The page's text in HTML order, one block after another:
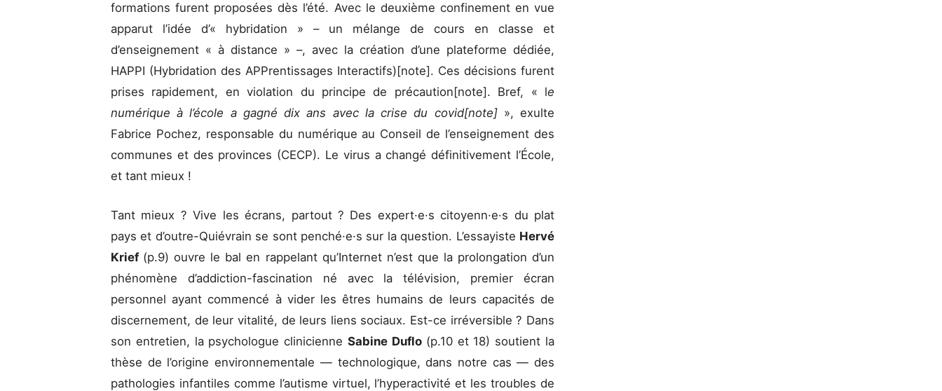
formations furent proposées dès l’été. Avec le deuxième confinement en vue
apparut l’idée d’« hybridation » – un mélange de cours en classe et
d’enseignement « à distance » –, avec la création d’une plateforme dédiée,
HAPPI (Hybridation des APPrentissages Interactifs)[note]. Ces décisions furent
prises rapidement, en violation du principe de précaution[note]. Bref, « le
numérique à l’école a gagné dix ans avec la crise du covid[note] », exulte
Fabrice Pochez, responsable du numérique au Conseil de l’enseignement des
communes et des provinces (CECP). Le virus a changé définitivement l’École,
et tant mieux !
Tant mieux ? Vive les écrans, partout ? Des expert·e·s citoyenn·e·s du plat
pays et d’outre-Quiévrain se sont penché·e·s sur la question. L’essayiste Hervé
Krief (p.9) ouvre le bal en rappelant qu’Internet n’est que la prolongation d’un
phénomène d’addiction-fascination né avec la télévision, premier écran
personnel ayant commencé à vider les êtres humains de leurs capacités de
discernement, de leur vitalité, de leurs liens sociaux. Est-ce irréversible ? Dans
son entretien, la psychologue clinicienneSabine Duflo (p.10 et 18) soutient la
thèse de l’origine environnementale — technologique, dans notre cas — des
pathologies infantiles comme l’autisme virtuel, l’hyperactivité et les troubles de